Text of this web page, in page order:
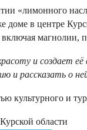
«лимонного
доме в центре
магнолии,
и создает
и рассказать о
культурного и
области